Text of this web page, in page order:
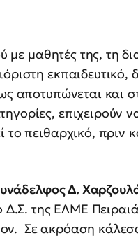
με μαθητές της, τη
εκπαιδευτικό,
αποτυπώνεται και
επιχειρούν
το πειθαρχικό, πριν
Δ.
της ΕΛΜΕ Πειραιά
Σε ακρόαση